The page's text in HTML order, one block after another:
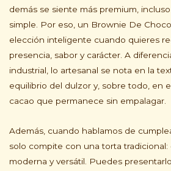
demás se siente más premium,
simple. Por eso, un Brownie De
elección inteligente cuando quieres
presencia, sabor y carácter. A
industrial, lo artesanal se nota en la
equilibrio del dulzor y, sobre todo, en
cacao que permanece sin empalagar.
Además, cuando hablamos de
solo compite con una torta
moderna y versátil. Puedes